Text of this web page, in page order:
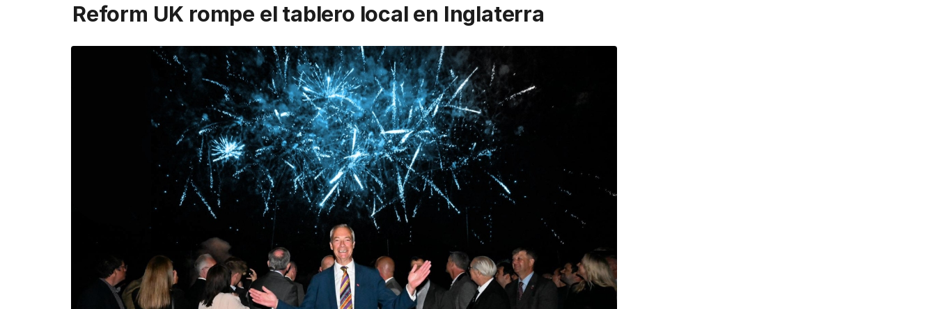
Reform UK rompe el tablero local en Inglaterra